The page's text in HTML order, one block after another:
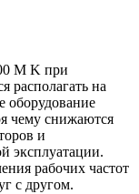
M K при
располагать на
оборудование
чему снижаются
и
эксплуатации.
рабочих частот
с другом.